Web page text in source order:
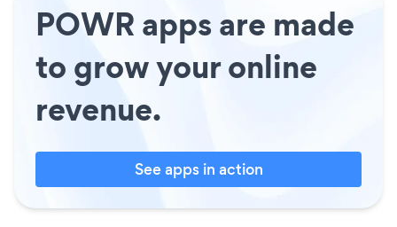
POWR apps are made
to grow your online
revenue.
See apps in action